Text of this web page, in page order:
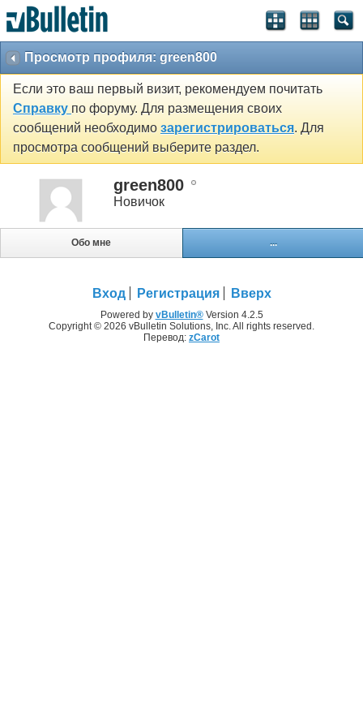
Просмотр профиля: green800
Если это ваш первый визит, рекомендуем почитать
Справку по форуму. Для размещения своих
сообщений необходимо зарегистрироваться. Для
просмотра сообщений выберите раздел.
green800
Новичок
Обо мне ...
Вход Регистрация Вверх
Powered by vBulletin®Version 4.2.5
Copyright © 2026 vBulletin Solutions, Inc. All rights reserved.
Перевод: zCarot